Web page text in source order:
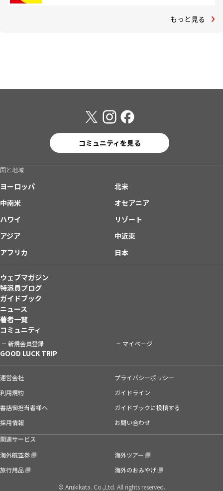
もっと見る
コミュニティを見る
国と地域
ヨーロッパ
北米
中南米
オセアニア
ハワイ
リゾート
アジア
中近東
アフリカ
日本
ウェブマガジン
特派員ブログ
ガイドブック
ニュース
著者一覧
コミュニティ
新規会員登録 マイページ
GOOD LUCK TRIP
運営会社
プライバシーポリシー
利用規約
ガイドライン
書店御担当者様へ
ガイドブックに投稿する
採用情報
お問い合わせ
関連サービス
海外航空券
海外ツアー
旅行用品
海外のおみやげ
© Arukikata. Co.,Ltd. All rights reserved.